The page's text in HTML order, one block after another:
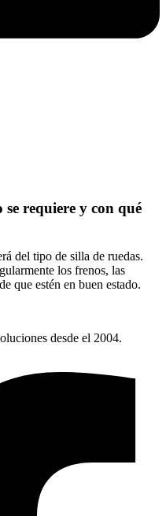
requiere y con qué
del tipo de silla de ruedas.
los frenos, las
que estén en buen estado.
desde el 2004.